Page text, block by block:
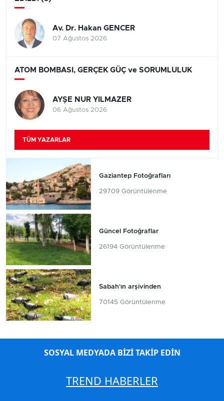
Av. Dr. Hakan GENCER
07 Ağustos 2026
ATOM BOMBASI, GERÇEK GÜÇ ve SORUMLULUK
AYŞE NUR YILMAZER
06 Ağustos 2026
TÜM YAZARLAR
Gaziantep Fotoğrafları
29709 Görüntülenme
Güncel Fotoğraflar
26194 Görüntülenme
Sabah'ın arşivinden
70145 Görüntülenme
SOSYAL MEDYADA BİZİ TAKİP EDİN
TREND HABERLER